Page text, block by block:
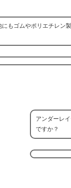
もゴムやポリエチレン
アンダーレ
ですか？